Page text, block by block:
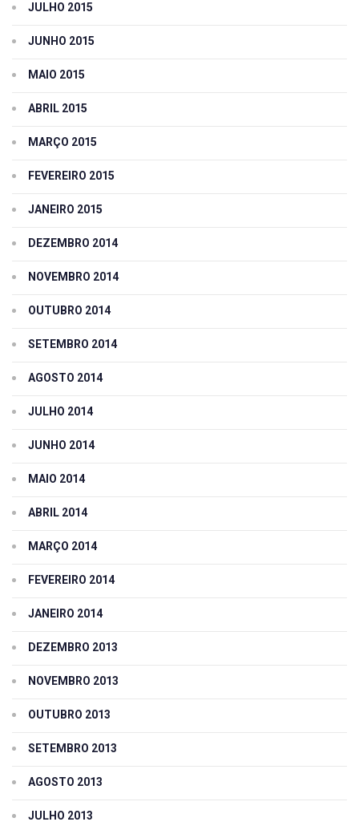
JULHO 2015
JUNHO 2015
MAIO 2015
ABRIL 2015
MARÇO 2015
FEVEREIRO 2015
JANEIRO 2015
DEZEMBRO 2014
NOVEMBRO 2014
OUTUBRO 2014
SETEMBRO 2014
AGOSTO 2014
JULHO 2014
JUNHO 2014
MAIO 2014
ABRIL 2014
MARÇO 2014
FEVEREIRO 2014
JANEIRO 2014
DEZEMBRO 2013
NOVEMBRO 2013
OUTUBRO 2013
SETEMBRO 2013
AGOSTO 2013
JULHO 2013